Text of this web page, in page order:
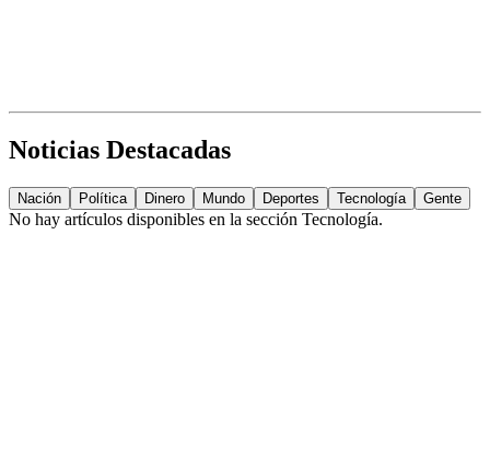
Noticias Destacadas
Nación Política Dinero Mundo Deportes Tecnología Gente
No hay artículos disponibles en la sección Tecnología.